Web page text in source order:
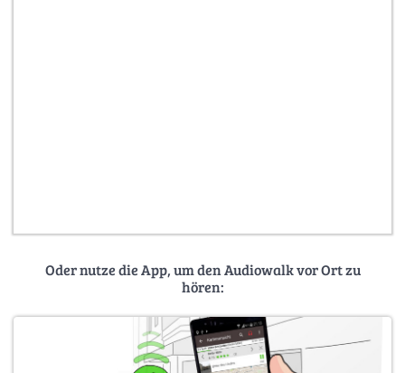
Oder nutze die App, um den Audiowalk vor Ort zu
hören: